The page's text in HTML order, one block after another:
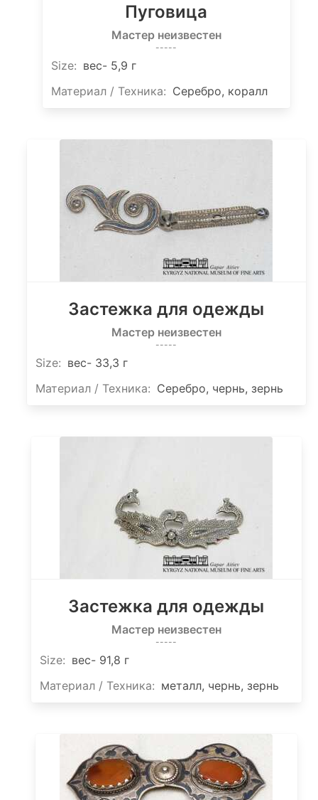
Пуговица
Мастер неизвестен
-----
Size: вес- 5,9 г
Материал / Техника: Серебро, коралл
Застежка для одежды
Мастер неизвестен
-----
Size: вес- 33,3 г
Материал / Техника: Серебро, чернь, зернь
Застежка для одежды
Мастер неизвестен
-----
Size: вес- 91,8 г
Материал / Техника: металл, чернь, зернь